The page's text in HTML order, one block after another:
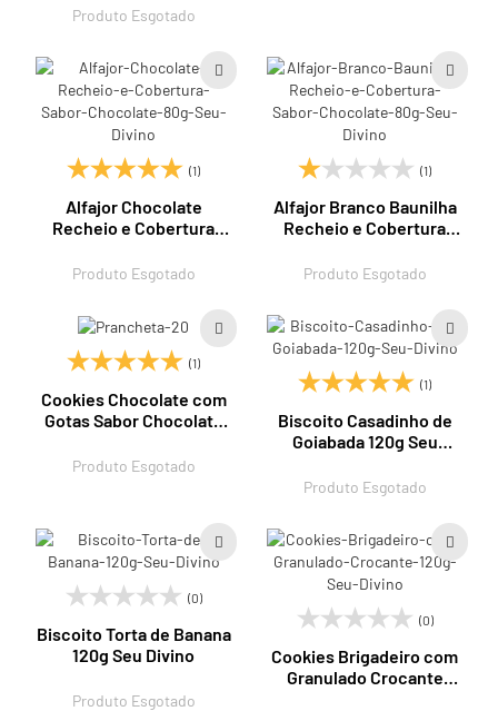
Seu Divino
Produto Esgotado
(1)
Alfajor Chocolate
Recheio e Cobertura
Seu Divino
Produto Esgotado
(1)
Alfajor Branco Baunilha
Recheio e Cobertura
Seu Divino
Produto Esgotado
(1)
Cookies Chocolate com
Gotas Sabor Chocolate
Produto Esgotado
(1)
Biscoito Casadinho de
Goiabada 120g Seu
Produto Esgotado
(0)
Biscoito Torta de Banana
120g Seu Divino
Produto Esgotado
(0)
Cookies Brigadeiro com
Granulado Crocante